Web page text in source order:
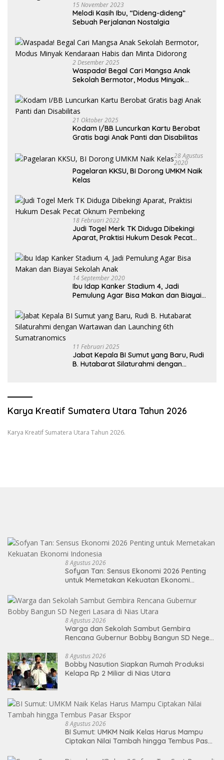
15 November 2023
Melodi Kasih Ibu, “Dideng-dideng”
Sebuah Perjalanan Nostalgia
2 Desember 2025
Waspada! Begal Cari Mangsa Anak
Sekolah Bermotor, Modus Minyak
21 Oktober 2025
Kodam I/BB Luncurkan Kartu Berobat
Gratis bagi Anak Panti dan Disabilitas
28 Agustus
2020
Pagelaran KKSU, BI Dorong UMKM Naik
Kelas
18 Februari 2022
Judi Togel Merk TK Diduga Dibekingi
Aparat, Praktisi Hukum Desak Pecat
14 September 2020
Ibu Idap Kanker Stadium 4, Jadi
Pemulung Agar Bisa Makan dan Biayai
11 Februari 2025
Jabat Kepala BI Sumut yang Baru, Rudi
B. Hutabarat Silaturahmi dengan
Karya Kreatif Sumatera Utara Tahun 2026
Karya Kreatif Sumatera Utara Tahun 2026.
8 Agustus 2026
Sofyan Tan: Sensus Ekonomi 2026 Penting
untuk Memetakan Kekuatan Ekonomi
8 Agustus 2026
Warga dan Sekolah Sambut Gembira
Rencana Gubernur Bobby Bangun SD Negeri
8 Agustus 2026
Bobby Nasution Siapkan Rumah Produksi
Kelapa Rp 2 Miliar di Nias Utara
8 Agustus 2026
BI Sumut: UMKM Naik Kelas Harus Mampu
Ciptakan Nilai Tambah hingga Tembus Pasar